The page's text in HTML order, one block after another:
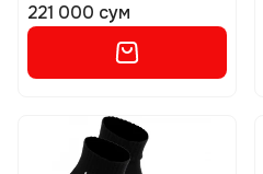
221 000 сум